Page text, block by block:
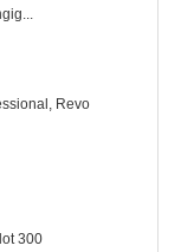
Revo
300